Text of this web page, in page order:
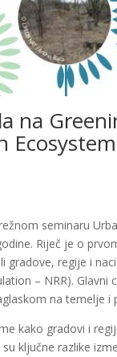
na
seminaru
Riječ je o
gradove, regije i
– NRR). Glavni
na temelje i
kako gradovi i
ključne razlike